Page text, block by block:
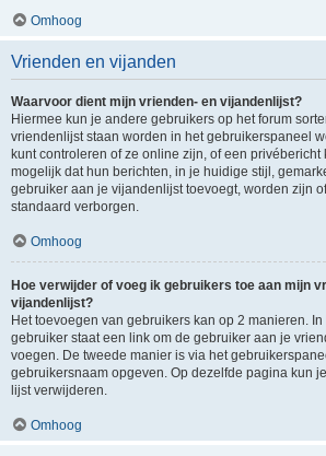
Omhoog
Vrienden en vijanden
Waarvoor dient mijn vrienden- en vijandenlijst?
Hiermee kun je andere gebruikers op het forum
vriendenlijst staan worden in het gebruikerspaneel
kunt controleren of ze online zijn, of een privébericht
mogelijk dat hun berichten, in je huidige stijl,
gebruiker aan je vijandenlijst toevoegt, worden zijn
standaard verborgen.
Omhoog
Hoe verwijder of voeg ik gebruikers toe aan mijn
vijandenlijst?
Het toevoegen van gebruikers kan op 2 manieren.
gebruiker staat een link om de gebruiker aan je
voegen. De tweede manier is via het
gebruikersnaam opgeven. Op dezelfde pagina kun
lijst verwijderen.
Omhoog